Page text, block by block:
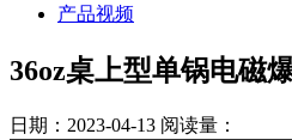
产品视频
36oz桌上型单锅电磁
日期：2023-04-13 阅读量：